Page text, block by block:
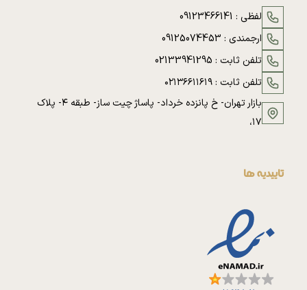
لفظی : 09123466141
ارجمندی : 09125074453
تلفن ثابت : 02133941295
تلفن ثابت :۰۲۱۳۶۶۱۱۶۱۹
بازار تهران- خ پانزده خرداد- پاساژ چیت ساز- طبقه ۴- پلاک
۱۷،
تاییدیه ها